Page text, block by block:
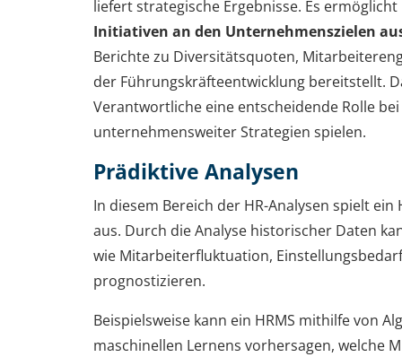
liefert strategische Ergebnisse. Es
Initiativen an den Unternehmenszielen
Berichte zu Diversitätsquoten,
der Führungskräfteentwicklung bereitstellt.
Verantwortliche eine entscheidende Rolle
unternehmensweiter Strategien spielen.
Prädiktive Analysen
In diesem Bereich der HR-Analysen spielt ein
aus. Durch die Analyse historischer Daten
wie Mitarbeiterfluktuation,
prognostizieren.
Beispielsweise kann ein HRMS mithilfe von
maschinellen Lernens vorhersagen, welche